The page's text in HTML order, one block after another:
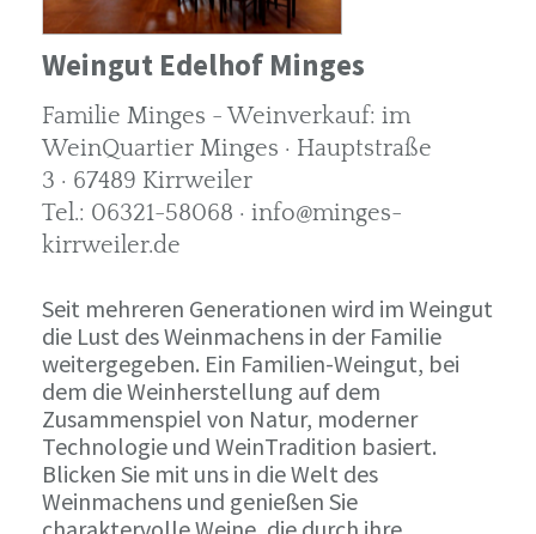
Weingut Edelhof Minges
Familie Minges - Weinverkauf: im
WeinQuartier Minges · Hauptstraße
3 · 67489 Kirrweiler
Tel.: 06321-58068 · info@minges-
kirrweiler.de
Seit mehreren Generationen wird im Weingut
die Lust des Weinmachens in der Familie
weitergegeben. Ein Familien-Weingut, bei
dem die Weinherstellung auf dem
Zusammenspiel von Natur, moderner
Technologie und WeinTradition basiert.
Blicken Sie mit uns in die Welt des
Weinmachens und genießen Sie